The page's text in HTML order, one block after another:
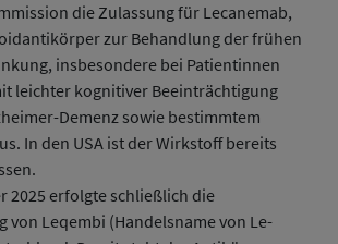
die Zulassung für Lecanemab,
zur Behandlung der frühen
insbesondere bei Patientinnen
leichter kognitiver Beeinträchtigung
Demenz sowie bestimmtem
In den USA ist der Wirkstoff bereits
2025 erfolgte schließlich die
von Leqembi (Handelsname von Le-